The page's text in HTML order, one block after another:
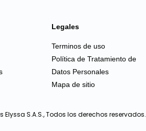
Legales
Terminos de uso
Política de Tratamiento de
Datos Personales
Mapa de sitio
Elyssa S.A.S., Todos los derechos reservados.